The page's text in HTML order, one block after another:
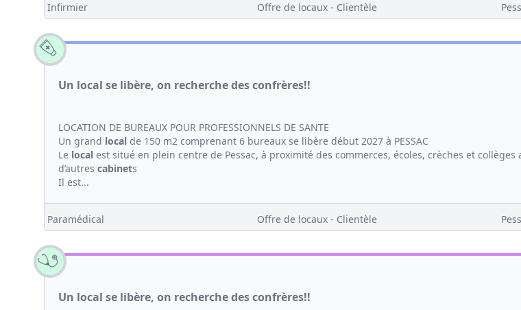
Infirmier Offre de locaux - Clientèle
Un local se libère, on recherche des confrères!!
LOCATION DE BUREAUX POUR PROFESSIONNELS DE SANTE
Un grand local de 150 m2 comprenant 6 bureaux se libère début 2027 à PESSAC
Le local est situé en plein centre de Pessac, à proximité des commerces, écoles, crèches et collèges
d’autres cabinets
Il est...
Paramédical Offre de locaux - Clientèle
Un local se libère, on recherche des confrères!!